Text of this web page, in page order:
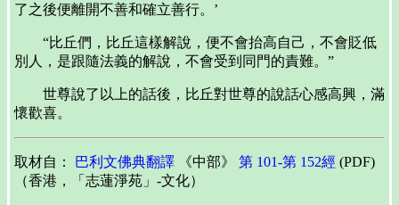
了之後便離開不善和確立善行。’
“比丘們，比丘這樣解說，便不會抬高自己，不會貶低
別人，是跟隨法義的解說，不會受到同門的責難。”
世尊說了以上的話後，比丘對世尊的說話心感高興，滿
懷歡喜。
取材自： 巴利文佛典翻譯 《中部》 第 101-第 152經 (PDF)
（香港，「志蓮淨苑」-文化）